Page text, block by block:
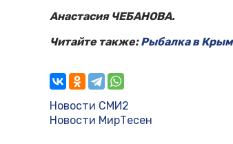
Анастасия ЧЕБАНОВА.
Читайте также:Рыбалка в
Новости СМИ2
Новости МирТесен